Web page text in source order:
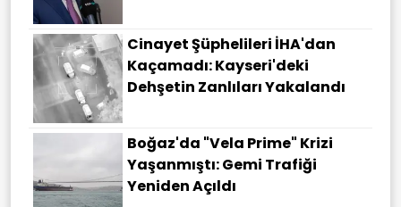
Cinayet Şüphelileri İHA'dan
Kaçamadı: Kayseri'deki
Dehşetin Zanlıları Yakalandı
Boğaz'da "Vela Prime" Krizi
Yaşanmıştı: Gemi Trafiği
Yeniden Açıldı